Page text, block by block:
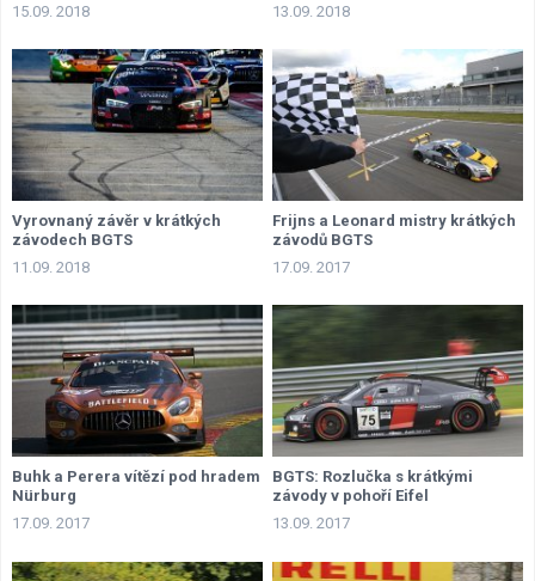
15.09. 2018
13.09. 2018
Vyrovnaný závěr v krátkých
závodech BGTS
11.09. 2018
Frijns a Leonard mistry krátkých
závodů BGTS
17.09. 2017
Buhk a Perera vítězí pod hradem
Nürburg
17.09. 2017
BGTS: Rozlučka s krátkými
závody v pohoří Eifel
13.09. 2017